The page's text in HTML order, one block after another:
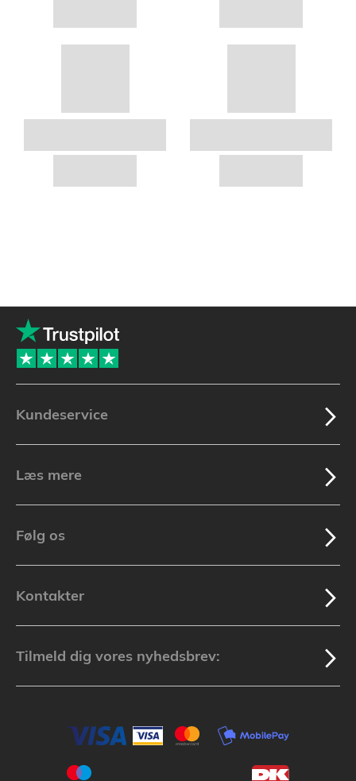
Kundeservice
Læs mere
Følg os
Kontakter
Tilmeld dig vores nyhedsbrev: